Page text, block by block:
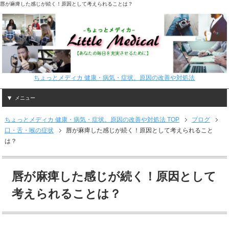
唇が麻痺した感じが続く！原因として考えられることは？
ちょっとメディカ 健康・病気・症状。原因の改善や対処法
メニュー
ちょっとメディカ 健康・病気・症状。原因の改善や対処法 TOP
ブログ
口・舌・喉の症状
唇が麻痺した感じが続く！原因として考えられること
は？
唇が麻痺した感じが続く！原因として
考えられることは？